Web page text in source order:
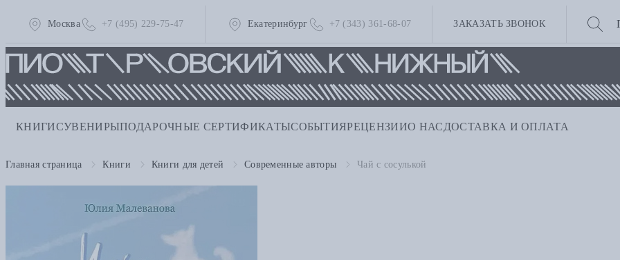
Москва +7 (495) 229-75-47 Екатеринбург +7 (343) 361-68-07 ЗАКАЗАТЬ ЗВОНОК
КНИГИСУВЕНИРЫПОДАРОЧНЫЕ СЕРТИФИКАТЫСОБЫТИЯРЕЦЕНЗИИО НАС ДОСТАВКА И ОПЛАТА
Главная страница Книги Книги для детей Современные авторы Чай с сосулькой